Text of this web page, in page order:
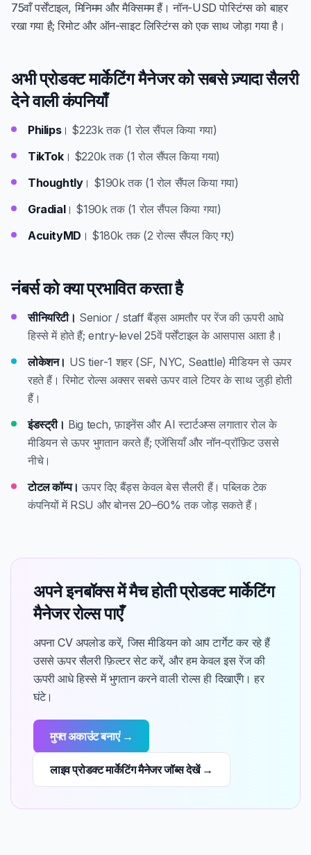
75वाँ पर्सेंटाइल, मिनिमम और मैक्सिमम हैं। नॉन-USD पोस्टिंग्स को बाहर
रखा गया है; रिमोट और ऑन-साइट लिस्टिंग्स को एक साथ जोड़ा गया है।
अभी प्रोडक्ट मार्केटिंग मैनेजर को सबसे ज़्यादा सैलरी
देने वाली कंपनियाँ
Philips। $223k तक (1 रोल सैंपल किया गया)
TikTok। $220k तक (1 रोल सैंपल किया गया)
Thoughtly। $190k तक (1 रोल सैंपल किया गया)
Gradial। $190k तक (1 रोल सैंपल किया गया)
AcuityMD । $180k तक (2 रोल्स सैंपल किए गए)
नंबर्स को क्या प्रभावित करता है
सीनियरिटी। Senior / staff बैंड्स आमतौर पर रेंज की ऊपरी आधे
हिस्से में होते हैं; entry-level 25वें पर्सेंटाइल के आसपास आता है।
लोकेशन। US tier-1 शहर (SF, NYC, Seattle) मीडियन से ऊपर
रहते हैं। रिमोट रोल्स अक्सर सबसे ऊपर वाले टियर के साथ जुड़ी होती
हैं।
इंडस्ट्री। Big tech, फ़ाइनेंस और AI स्टार्टअप्स लगातार रोल के
मीडियन से ऊपर भुगतान करते हैं; एजेंसियाँ और नॉन-प्रॉफ़िट उससे
नीचे।
टोटल कॉम्प। ऊपर दिए बैंड्स केवल बेस सैलरी हैं। पब्लिक टेक
कंपनियों में RSU और बोनस 20–60% तक जोड़ सकते हैं।
अपने इनबॉक्स में मैच होती प्रोडक्ट मार्केटिंग
मैनेजर रोल्स पाएँ
अपना CV अपलोड करें, जिस मीडियन को आप टार्गेट कर रहे हैं
उससे ऊपर सैलरी फ़िल्टर सेट करें, और हम केवल इस रेंज की
ऊपरी आधे हिस्से में भुगतान करने वाली रोल्स ही दिखाएँगे। हर
घंटे।
मुफ्त अकाउंट बनाएं →
लाइव प्रोडक्ट मार्केटिंग मैनेजर जॉब्स देखें →